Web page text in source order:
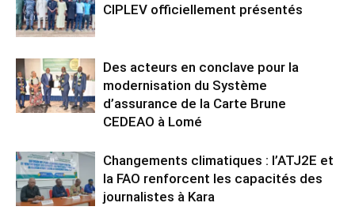
CIPLEV officiellement présentés
Des acteurs en conclave pour la
modernisation du Système
d’assurance de la Carte Brune
CEDEAO à Lomé
Changements climatiques : l’ATJ2E et
la FAO renforcent les capacités des
journalistes à Kara